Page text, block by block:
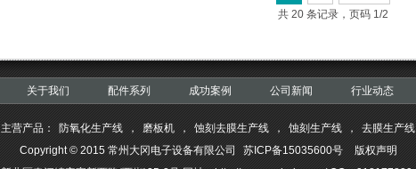
共 20 条记录，页码 1/2
关于我们 配件系列 成功案例 公司新闻 行业动态
主营产品： 防氧化生产线 ， 磨板机 ， 蚀刻去膜生产线 ， 蚀刻生产线 ，
去膜生产线
Copyright © 2015 常州大冈电子设备有限公司
苏ICP备15035600号
版权声明